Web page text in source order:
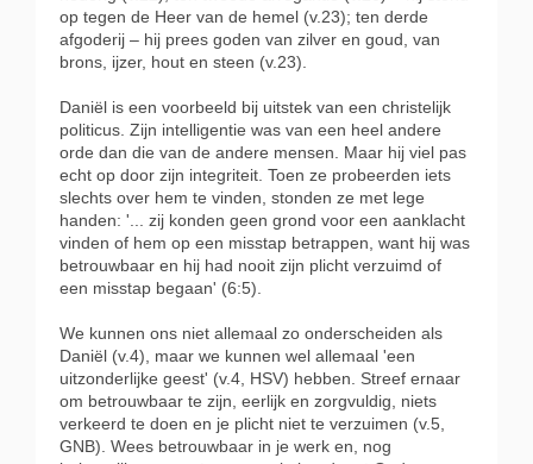
op tegen de Heer van de hemel (v.23); ten derde
afgoderij – hij prees goden van zilver en goud, van
brons, ijzer, hout en steen (v.23).
Daniël is een voorbeeld bij uitstek van een christelijk
politicus. Zijn intelligentie was van een heel andere
orde dan die van de andere mensen. Maar hij viel pas
echt op door zijn integriteit. Toen ze probeerden iets
slechts over hem te vinden, stonden ze met lege
handen: '... zij konden geen grond voor een aanklacht
vinden of hem op een misstap betrappen, want hij was
betrouwbaar en hij had nooit zijn plicht verzuimd of
een misstap begaan' (6:5).
We kunnen ons niet allemaal zo onderscheiden als
Daniël (v.4), maar we kunnen wel allemaal 'een
uitzonderlijke geest' (v.4, HSV) hebben. Streef ernaar
om betrouwbaar te zijn, eerlijk en zorgvuldig, niets
verkeerd te doen en je plicht niet te verzuimen (v.5,
GNB). Wees betrouwbaar in je werk en, nog